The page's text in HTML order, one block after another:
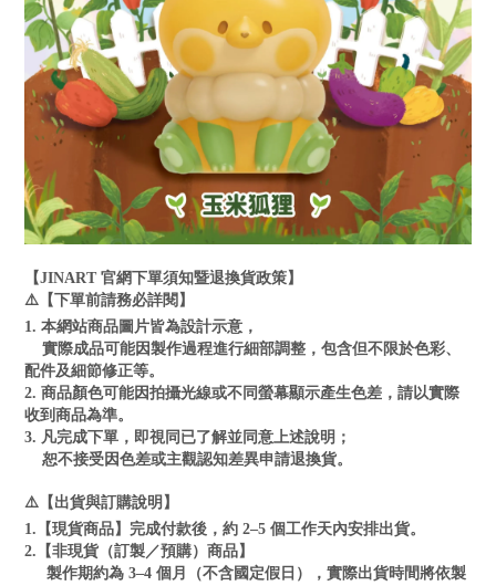
【JINART 官網下單須知暨退換貨政策】
⚠️【下單前請務必詳閱】
1. 本網站商品圖片皆為設計示意，
實際成品可能因製作過程進行細部調整，包含但不限於色彩、
配件及細節修正等。
2. 商品顏色可能因拍攝光線或不同螢幕顯示產生色差，請以實際
收到商品為準。
3. 凡完成下單，即視同已了解並同意上述說明；
恕不接受因色差或主觀認知差異申請退換貨。
⚠️【出貨與訂購說明】
1.【現貨商品】完成付款後，約 2–5 個工作天內安排出貨。
2.【非現貨（訂製／預購）商品】
製作期約為 3–4 個月（不含國定假日），實際出貨時間將依製